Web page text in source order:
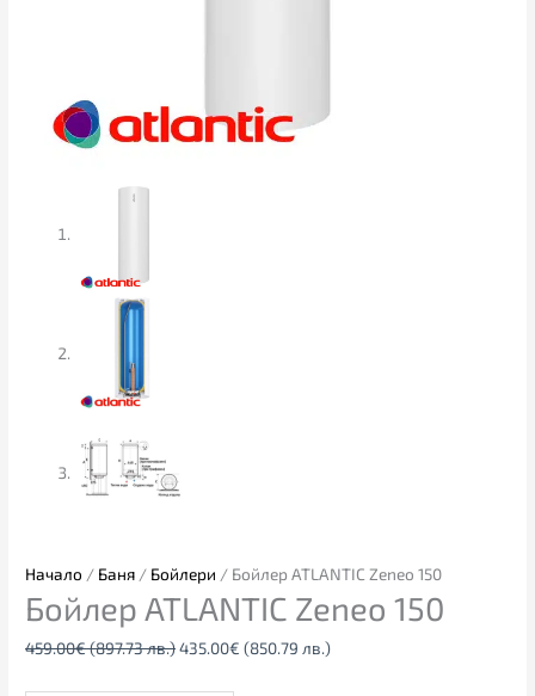
Начало / Баня / Бойлери / Бойлер ATLANTIC Zeneo 150
Бойлер ATLANTIC Zeneo 150
459.00€(897.73 лв.)435.00€ (850.79 лв.)